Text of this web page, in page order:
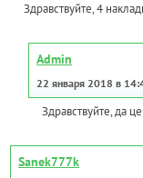
Здравствуйте, 4
Admin
22 января 2018 в
Здравствуйте, да
Sanek777k